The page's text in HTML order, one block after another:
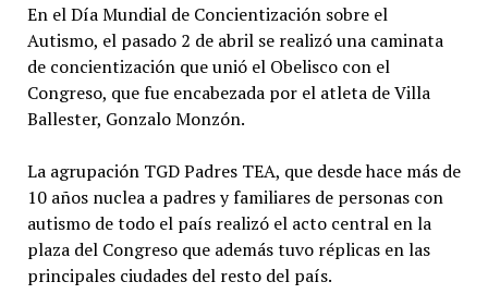
En el Día Mundial de Concientización sobre el
Autismo, el pasado 2 de abril se realizó una caminata
de concientización que unió el Obelisco con el
Congreso, que fue encabezada por el atleta de Villa
Ballester, Gonzalo Monzón.
La agrupación TGD Padres TEA, que desde hace más de
10 años nuclea a padres y familiares de personas con
autismo de todo el país realizó el acto central en la
plaza del Congreso que además tuvo réplicas en las
principales ciudades del resto del país.